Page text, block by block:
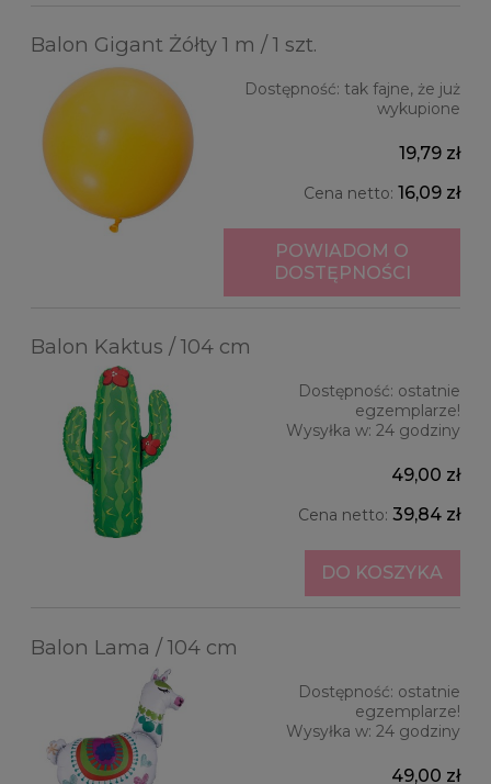
Balon Gigant Żółty 1 m / 1 szt.
Dostępność: tak fajne, że już
wykupione
19,79 zł
Cena netto: 16,09 zł
POWIADOM O
DOSTĘPNOŚCI
Balon Kaktus / 104 cm
Dostępność: ostatnie
egzemplarze!
Wysyłka w: 24 godziny
49,00 zł
Cena netto: 39,84 zł
DO KOSZYKA
Balon Lama / 104 cm
Dostępność: ostatnie
egzemplarze!
Wysyłka w: 24 godziny
49,00 zł